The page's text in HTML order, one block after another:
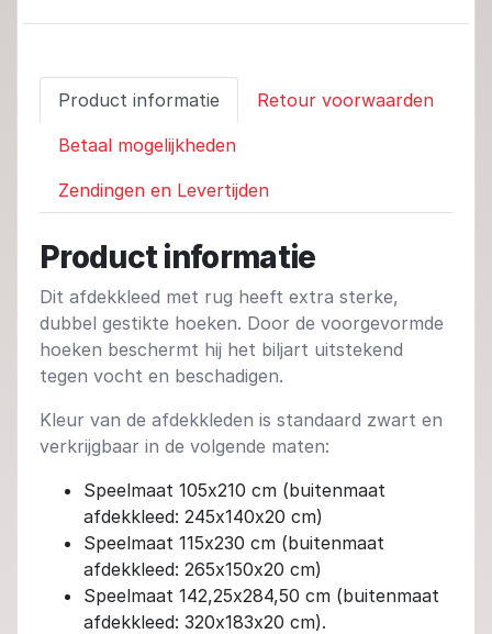
Product informatie Retour voorwaarden
Betaal mogelijkheden
Zendingen en Levertijden
Product informatie
Dit afdekkleed met rug heeft extra sterke,
dubbel gestikte hoeken. Door de voorgevormde
hoeken beschermt hij het biljart uitstekend
tegen vocht en beschadigen.
Kleur van de afdekkleden is standaard zwart en
verkrijgbaar in de volgende maten:
Speelmaat 105x210 cm (buitenmaat
afdekkleed: 245x140x20 cm)
Speelmaat 115x230 cm (buitenmaat
afdekkleed: 265x150x20 cm)
Speelmaat 142,25x284,50 cm (buitenmaat
afdekkleed: 320x183x20 cm).